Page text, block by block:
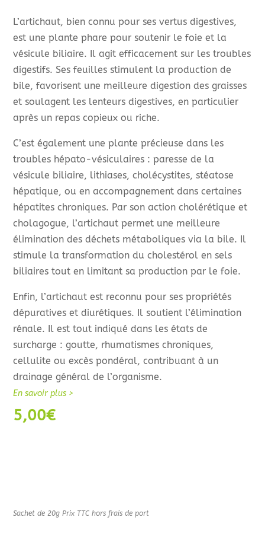
L’artichaut, bien connu pour ses vertus digestives,
est une plante phare pour soutenir le foie et la
vésicule biliaire. Il agit efficacement sur les troubles
digestifs. Ses feuilles stimulent la production de
bile, favorisent une meilleure digestion des graisses
et soulagent les lenteurs digestives, en particulier
après un repas copieux ou riche.
C’est également une plante précieuse dans les
troubles hépato-vésiculaires : paresse de la
vésicule biliaire, lithiases, cholécystites, stéatose
hépatique, ou en accompagnement dans certaines
hépatites chroniques. Par son action cholérétique et
cholagogue, l’artichaut permet une meilleure
élimination des déchets métaboliques via la bile. Il
stimule la transformation du cholestérol en sels
biliaires tout en limitant sa production par le foie.
Enfin, l’artichaut est reconnu pour ses propriétés
dépuratives et diurétiques. Il soutient l’élimination
rénale. Il est tout indiqué dans les états de
surcharge : goutte, rhumatismes chroniques,
cellulite ou excès pondéral, contribuant à un
drainage général de l’organisme.
En savoir plus >
5,00€
Sachet de 20g Prix TTC hors frais de port